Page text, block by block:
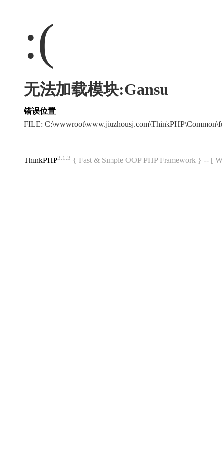
:(
无法加载模块:Gansu
错误位置
FILE:
ThinkPHP3.1.3 { Fast & Simple OOP PHP Framework } -- [